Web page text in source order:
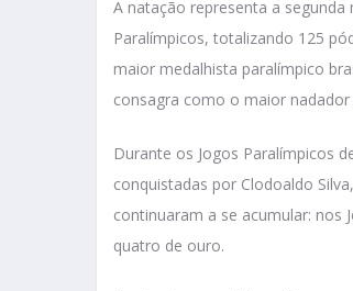
A natação representa a
Paralímpicos, totalizando 125
maior medalhista paralímpico
consagra como o maior
Durante os Jogos Paralímpicos
conquistadas por Clodoaldo
continuaram a se acumular: nos
quatro de ouro.